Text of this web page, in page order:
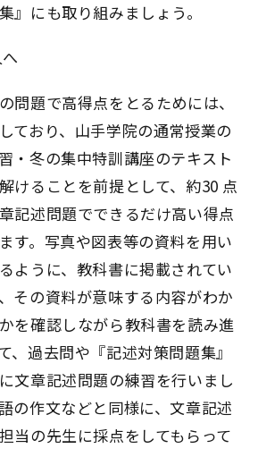
』にも取り組みましょう。
問題で高得点をとるためには、
ており、山手学院の通常授業の
・冬の集中特訓講座のテキスト
けることを前提として、約30 点
記述問題でできるだけ高い得点
す。写真や図表等の資料を用い
ように、教科書に掲載されてい
その資料が意味する内容がわか
を確認しながら教科書を読み進
、過去問や『記述対策問題集』
文章記述問題の練習を行いまし
の作文などと同様に、文章記述
当の先生に採点をしてもらって